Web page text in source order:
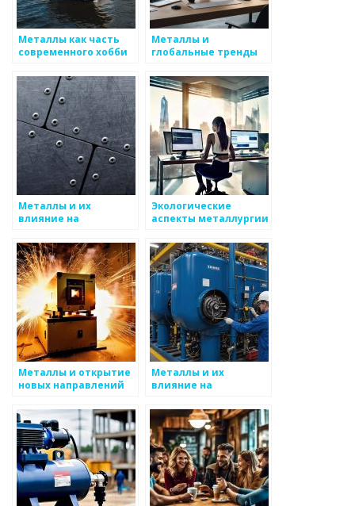
Металлы как часть
современного хобби
Металлы и
глобальные тренды
Металлы и их
влияние на
Экологические
аспекты металлургии
Металлы и открытие
новых направлений
Металлы и их
влияние на
процессы